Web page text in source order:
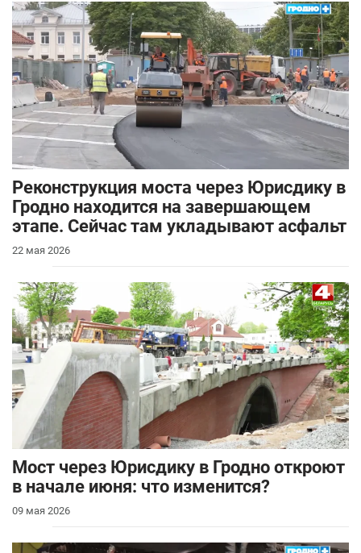
Реконструкция моста через Юрисдику в
Гродно находится на завершающем
этапе. Сейчас там укладывают асфальт
22 мая 2026
Мост через Юрисдику в Гродно откроют
в начале июня: что изменится?
09 мая 2026